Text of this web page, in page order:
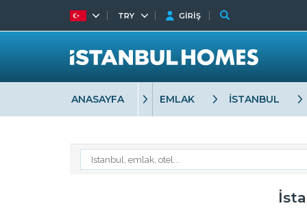
ANASAYFA EMLAK İSTANBUL
TRY GİRİŞ